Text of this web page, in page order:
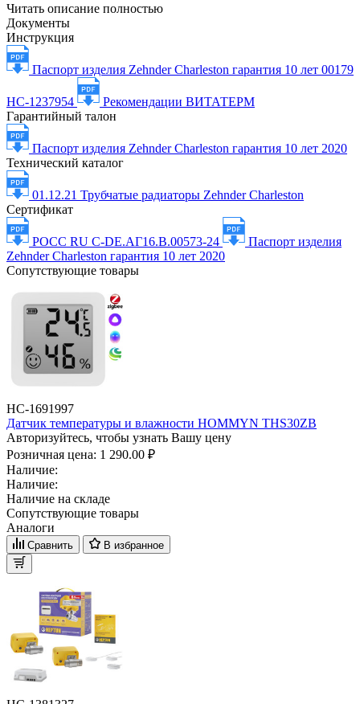
Читать описание полностью
Документы
Инструкция
Паспорт изделия Zehnder Charleston гарантия 10 лет 00179
НС-1237954
Рекомендации ВИТАТЕРМ
Гарантийный талон
Паспорт изделия Zehnder Charleston гарантия 10 лет 2020
Технический каталог
01.12.21 Трубчатые радиаторы Zehnder Charleston
Сертификат
РОСС RU С-DE.АГ16.В.00573-24
Паспорт изделия
Zehnder Charleston гарантия 10 лет 2020
Сопутствующие товары
НС-1691997
Датчик температуры и влажности HOMMYN THS30ZB
Авторизуйтесь, чтобы узнать Вашу цену
Розничная цена: 1 290.00 ₽
Наличие:
Наличие:
Наличие на складе
Сопутствующие товары
Аналоги
Сравнить В избранное